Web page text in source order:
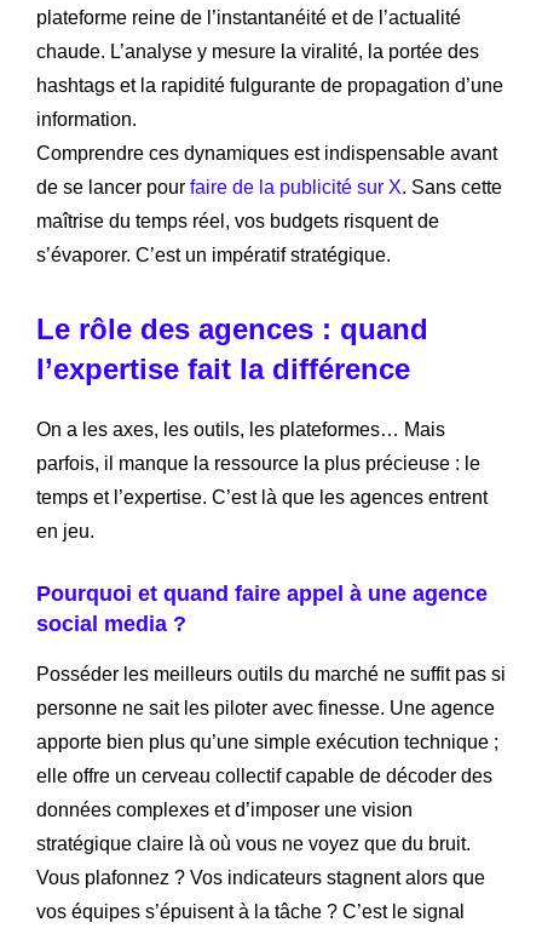
plateforme reine de l’instantanéité et de l’actualité
chaude. L’analyse y mesure la viralité, la portée des
hashtags et la rapidité fulgurante de propagation d’une
information.
Comprendre ces dynamiques est indispensable avant
de se lancer pour faire de la publicité sur X. Sans cette
maîtrise du temps réel, vos budgets risquent de
s’évaporer. C’est un impératif stratégique.
Le rôle des agences : quand
l’expertise fait la différence
On a les axes, les outils, les plateformes… Mais
parfois, il manque la ressource la plus précieuse : le
temps et l’expertise. C’est là que les agences entrent
en jeu.
Pourquoi et quand faire appel à une agence
social media ?
Posséder les meilleurs outils du marché ne suffit pas si
personne ne sait les piloter avec finesse. Une agence
apporte bien plus qu’une simple exécution technique ;
elle offre un cerveau collectif capable de décoder des
données complexes et d’imposer une vision
stratégique claire là où vous ne voyez que du bruit.
Vous plafonnez ? Vos indicateurs stagnent alors que
vos équipes s’épuisent à la tâche ? C’est le signal